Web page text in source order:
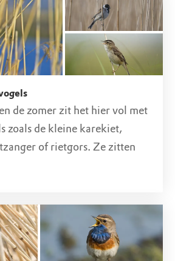
grote aantallen vogels te
deze wandelroute
de vogels die in de lente en
zijn.
de zomer zit het hier vol met
zoals de kleine karekiet,
of rietgors. Ze zitten
riet te zingen. Het geluid van
Let maar eens goed op!